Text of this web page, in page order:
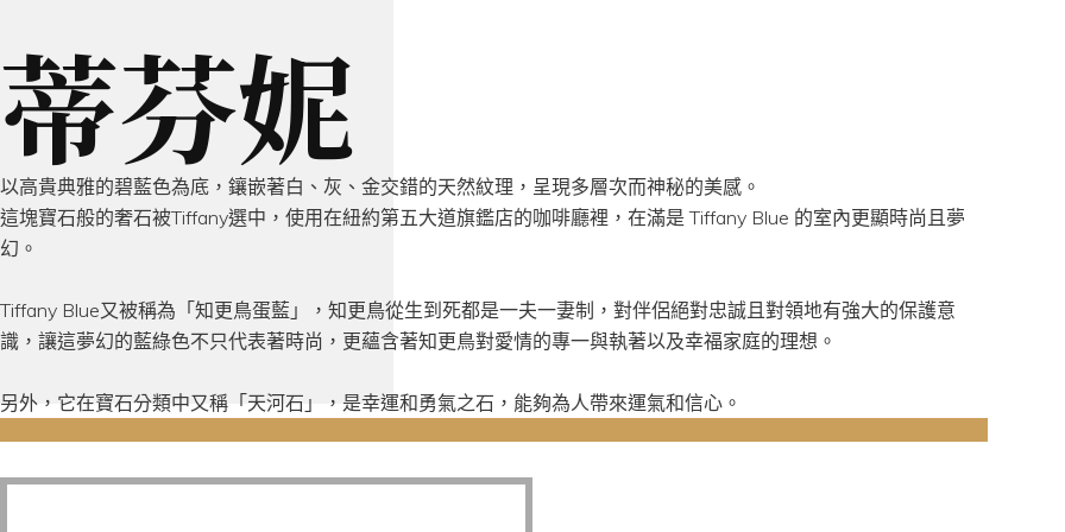
蒂芬妮
以高貴典雅的碧藍色為底，鑲嵌著白、灰、金交錯的天然紋理，呈現多層次而神秘的美感。
這塊寶石般的奢石被Tiffany選中，使用在紐約第五大道旗鑑店的咖啡廳裡，在滿是 Tiffany Blue 的室內更顯時尚且夢
幻。
Tiffany Blue又被稱為「知更鳥蛋藍」，知更鳥從生到死都是一夫一妻制，對伴侶絕對忠誠且對領地有強大的保護意
識，讓這夢幻的藍綠色不只代表著時尚，更蘊含著知更鳥對愛情的專一與執著以及幸福家庭的理想。
另外，它在寶石分類中又稱「天河石」，是幸運和勇氣之石，能夠為人帶來運氣和信心。